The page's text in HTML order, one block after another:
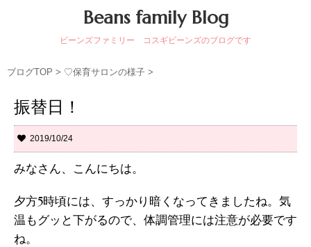
Beans family Blog
ビーンズファミリー コスギビーンズのブログです
ブログTOP > ♡保育サロンの様子 >
振替日！
2019/10/24
みなさん、こんにちは。
夕方5時頃には、すっかり暗くなってきましたね。気
温もグッと下がるので、体調管理には注意が必要です
ね。